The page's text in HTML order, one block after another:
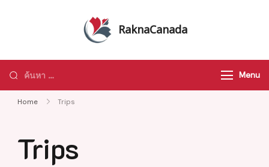
RaknaCanada
แคนาดา ทัวร์อเมริกา ทัวร์ทั่วโลก
ค้นหา
สำหรับ:
Menu
Home Trips
Trips